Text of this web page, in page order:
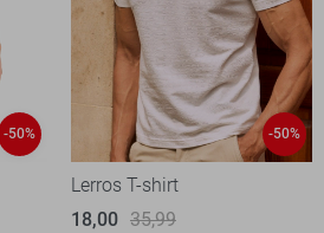
-50% -50%
Lerros T-shirt
18,00 35,99